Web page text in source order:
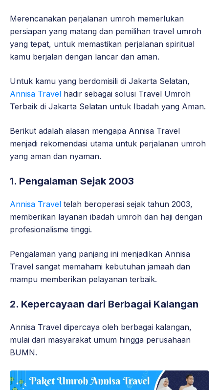
Merencanakan perjalanan umroh memerlukan
persiapan yang matang dan pemilihan travel umroh
yang tepat, untuk memastikan perjalanan spiritual
kamu berjalan dengan lancar dan aman.
Untuk kamu yang berdomisili di Jakarta Selatan,
Annisa Travel hadir sebagai solusi Travel Umroh
Terbaik di Jakarta Selatan untuk Ibadah yang Aman.
Berikut adalah alasan mengapa Annisa Travel
menjadi rekomendasi utama untuk perjalanan umroh
yang aman dan nyaman.
1. Pengalaman Sejak 2003
Annisa Travel telah beroperasi sejak tahun 2003,
memberikan layanan ibadah umroh dan haji dengan
profesionalisme tinggi.
Pengalaman yang panjang ini menjadikan Annisa
Travel sangat memahami kebutuhan jamaah dan
mampu memberikan pelayanan terbaik.
2. Kepercayaan dari Berbagai Kalangan
Annisa Travel dipercaya oleh berbagai kalangan,
mulai dari masyarakat umum hingga perusahaan
BUMN.